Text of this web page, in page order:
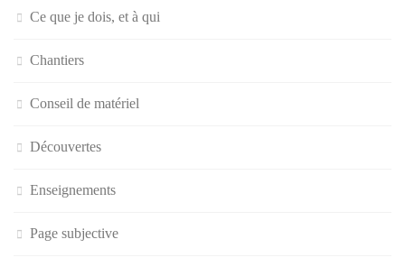
Ce que je dois, et à qui
Chantiers
Conseil de matériel
Découvertes
Enseignements
Page subjective